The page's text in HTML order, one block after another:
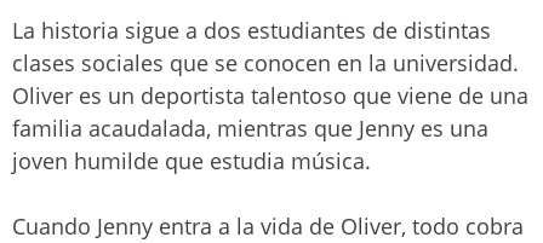
La historia sigue a dos estudiantes de distintas
clases sociales que se conocen en la universidad.
Oliver es un deportista talentoso que viene de una
familia acaudalada, mientras que Jenny es una
joven humilde que estudia música.
Cuando Jenny entra a la vida de Oliver, todo cobra